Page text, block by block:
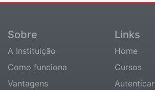
Sobre
A Instituição
Como funciona
Vantagens
Links
Home
Cursos
Autenticar